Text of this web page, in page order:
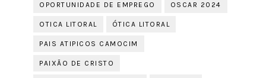
OPORTUNIDADE DE EMPREGO OSCAR 2024
OTICA LITORAL ÓTICA LITORAL
PAIS ATIPICOS CAMOCIM
PAIXÃO DE CRISTO